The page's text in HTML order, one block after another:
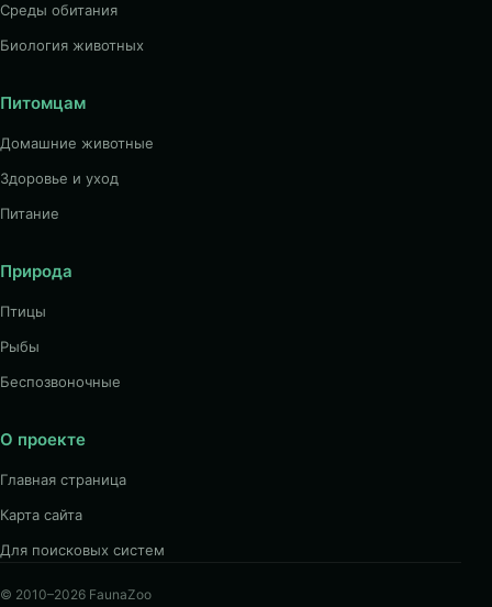
Среды обитания
Биология животных
Питомцам
Домашние животные
Здоровье и уход
Питание
Природа
Птицы
Рыбы
Беспозвоночные
О проекте
Главная страница
Карта сайта
Для поисковых систем
© 2010–2026 FaunaZoo